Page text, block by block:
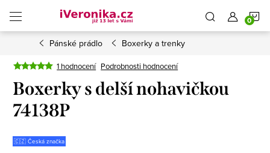
obsah
Pánské prádlo Boxerky a trenky
1 hodnocení Podrobnosti hodnocení
Boxerky s delší nohavičkou
74138P
🇨🇿 Česká značka